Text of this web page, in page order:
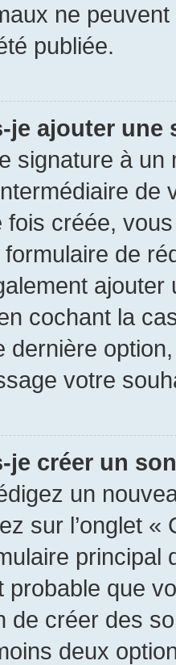
ne
publiée.
je ajouter une
signature à un
fois créée,
de
cochant la
dernière
votre
je créer un
un
sur l’onglet
principal
probable que
de créer des
deux